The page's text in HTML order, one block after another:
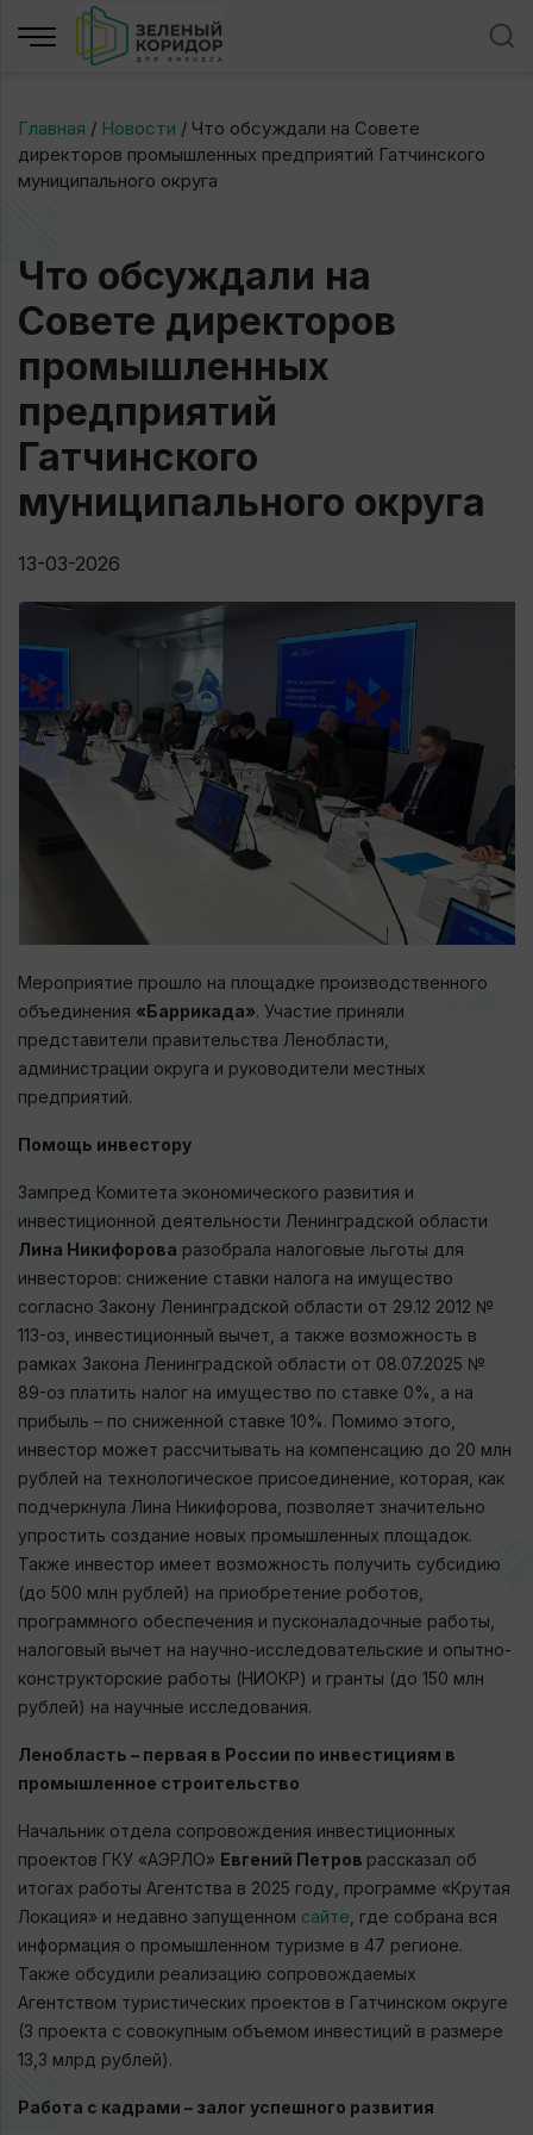
Главная / Новости / Что обсуждали на Совете
директоров промышленных предприятий Гатчинского
муниципального округа
Что обсуждали на
Совете директоров
промышленных
предприятий
Гатчинского
муниципального округа
13-03-2026
Мероприятие прошло на площадке производственного
объединения «Баррикада». Участие приняли
представители правительства Ленобласти,
администрации округа и руководители местных
предприятий.
Помощь инвестору
Зампред Комитета экономического развития и
инвестиционной деятельности Ленинградской области
Лина Никифорова разобрала налоговые льготы для
инвесторов: снижение ставки налога на имущество
согласно Закону Ленинградской области от 29.12 2012 №
113-оз, инвестиционный вычет, а также возможность в
рамках Закона Ленинградской области от 08.07.2025 №
89-оз платить налог на имущество по ставке 0%, а на
прибыль – по сниженной ставке 10%. Помимо этого,
инвестор может рассчитывать на компенсацию до 20 млн
рублей на технологическое присоединение, которая, как
подчеркнула Лина Никифорова, позволяет значительно
упростить создание новых промышленных площадок.
Также инвестор имеет возможность получить субсидию
(до 500 млн рублей) на приобретение роботов,
программного обеспечения и пусконаладочные работы,
налоговый вычет на научно-исследовательские и опытно-
конструкторские работы (НИОКР) и гранты (до 150 млн
рублей) на научные исследования.
Ленобласть – первая в России по инвестициям в
промышленное строительство
Начальник отдела сопровождения инвестиционных
проектов ГКУ «АЭРЛО» Евгений Петров рассказал об
итогах работы Агентства в 2025 году, программе «Крутая
Локация» и недавно запущенном сайте , где собрана вся
информация о промышленном туризме в 47 регионе.
Также обсудили реализацию сопровождаемых
Агентством туристических проектов в Гатчинском округе
(3 проекта с совокупным объемом инвестиций в размере
13,3 млрд рублей).
Работа с кадрами – залог успешного развития